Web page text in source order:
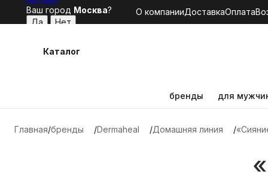
Ваш город Москва? О компанииДоставкаОплата
Каталог
бренды для
Главная бренды Dermaheal Домашняя линия